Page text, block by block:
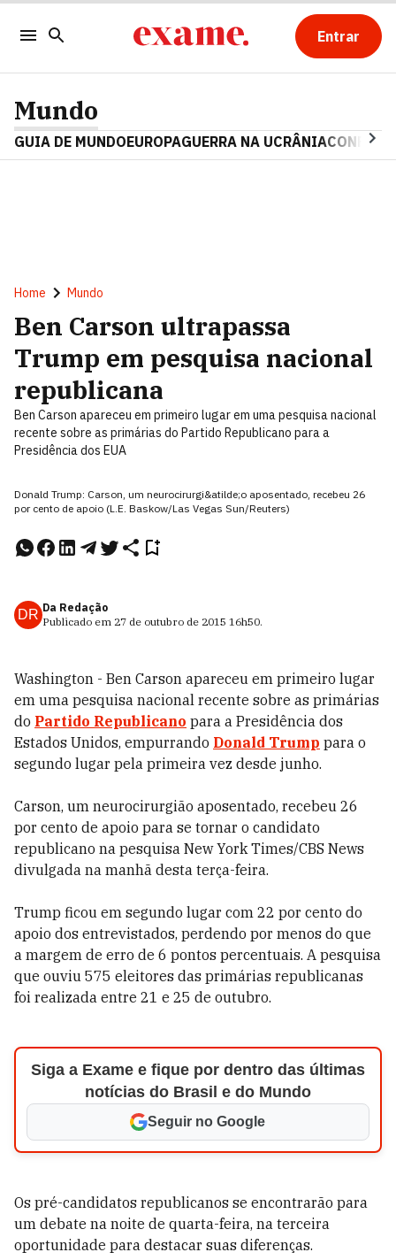
Entrar
Mundo
GUIA DE MUNDOEUROPAGUERRA NA UCRÂNIA
Home Mundo
Ben Carson ultrapassa
Trump em pesquisa nacional
republicana
Ben Carson apareceu em primeiro lugar em uma pesquisa nacional
recente sobre as primárias do Partido Republicano para a
Presidência dos EUA
Donald Trump: Carson, um neurocirurgi&atilde;o aposentado, recebeu 26
por cento de apoio (L.E. Baskow/Las Vegas Sun/Reuters)
DR Da Redação
Publicado em 27 de outubro de 2015 16h50.
Washington - Ben Carson apareceu em primeiro lugar
em uma pesquisa nacional recente sobre as primárias
do Partido Republicano para a Presidência dos
Estados Unidos, empurrando Donald Trump para o
segundo lugar pela primeira vez desde junho.
Carson, um neurocirurgião aposentado, recebeu 26
por cento de apoio para se tornar o candidato
republicano na pesquisa New York Times/CBS News
divulgada na manhã desta terça-feira.
Trump ficou em segundo lugar com 22 por cento do
apoio dos entrevistados, perdendo por menos do que
a margem de erro de 6 pontos percentuais. A pesquisa
que ouviu 575 eleitores das primárias republicanas
foi realizada entre 21 e 25 de outubro.
Siga a Exame e fique por dentro das últimas
notícias do Brasil e do Mundo
Seguir no Google
Os pré-candidatos republicanos se encontrarão para
um debate na noite de quarta-feira, na terceira
oportunidade para destacar suas diferenças.